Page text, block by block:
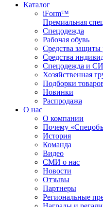
Каталог
iForm™
Премиальная
Спецодежда
Рабочая обувь
Средства защиты
Средства
Спецодежда и
Хозяйственная
Подборки
Новинки
Распродажа
О нас
О компании
Почему
История
Команда
Видео
СМИ о нас
Новости
Отзывы
Партнеры
Региональные